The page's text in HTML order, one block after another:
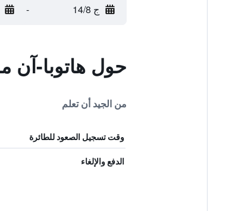
ج 14/8 -
حول هاتوبا-آن
من الجيد أن تعلم
وقت تسجيل الصعود للطائرة
الدفع والإلغاء